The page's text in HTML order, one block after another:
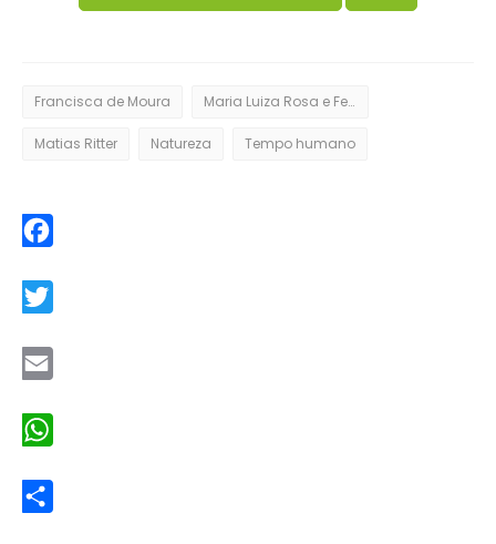
Francisca de Moura Maria Luiza Rosa e Felipe Caron
Matias Ritter Natureza Tempo humano